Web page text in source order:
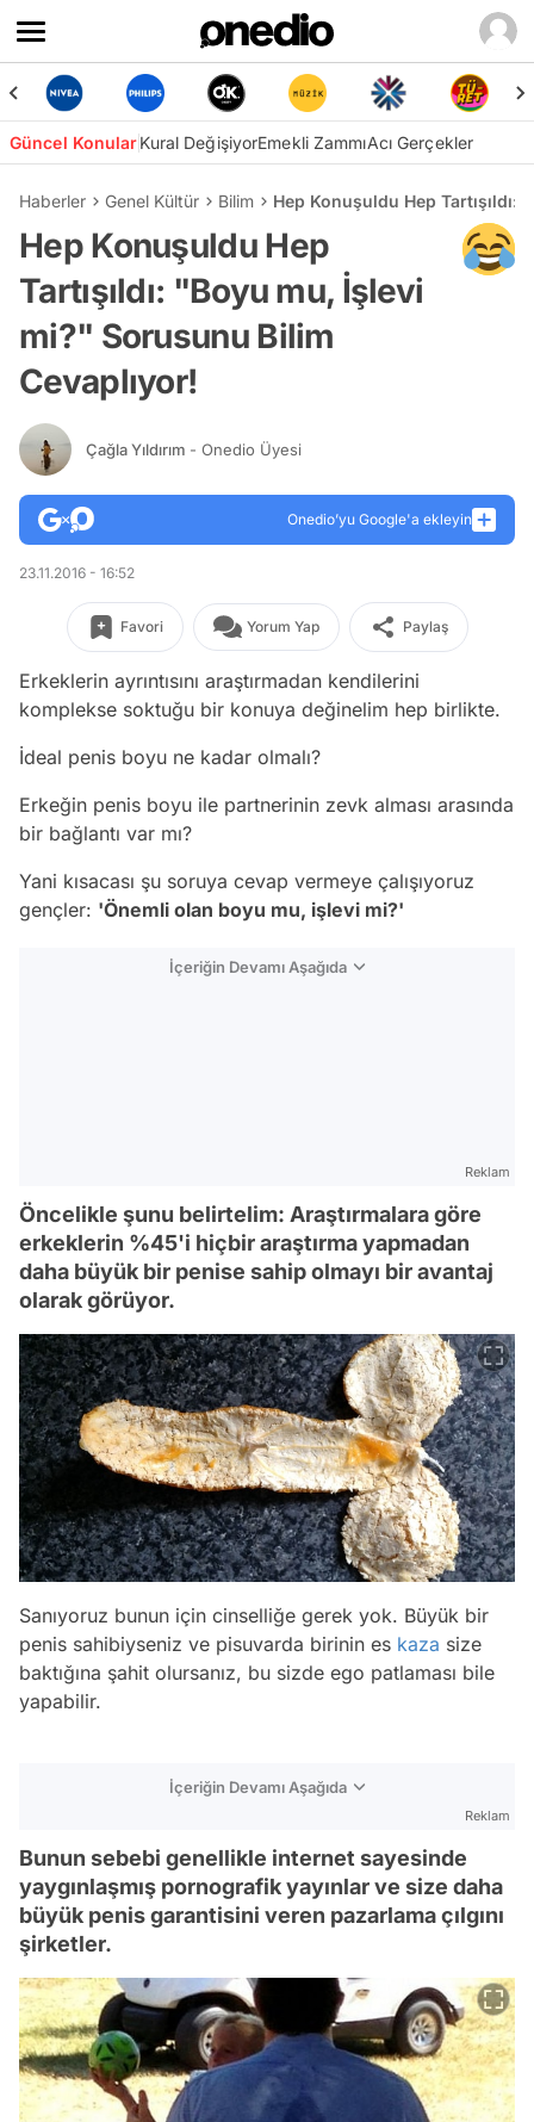
Güncel KonularKural DeğişiyorEmekli ZammıAcı Gerçekler
Haberler Genel Kültür Bilim Hep Konuşuldu Hep
Hep Konuşuldu Hep
Tartışıldı: "Boyu mu, İşlevi
mi?" Sorusunu Bilim
Cevaplıyor!
Çağla Yıldırım - Onedio Üyesi
Onedio’yu Google'a ekleyin
23.11.2016 - 16:52
Favori Yorum Yap Paylaş
Erkeklerin ayrıntısını araştırmadan kendilerini
komplekse soktuğu bir konuya değinelim hep birlikte.
İdeal penis boyu ne kadar olmalı?
Erkeğin penis boyu ile partnerinin zevk alması arasında
bir bağlantı var mı?
Yani kısacası şu soruya cevap vermeye çalışıyoruz
gençler: 'Önemli olan boyu mu, işlevi mi?'
İçeriğin Devamı Aşağıda
Reklam
Öncelikle şunu belirtelim: Araştırmalara göre
erkeklerin %45'i hiçbir araştırma yapmadan
daha büyük bir penise sahip olmayı bir avantaj
olarak görüyor.
Sanıyoruz bunun için cinselliğe gerek yok. Büyük bir
penis sahibiyseniz ve pisuvarda birinin es kaza size
baktığına şahit olursanız, bu sizde ego patlaması bile
yapabilir.
İçeriğin Devamı Aşağıda
Reklam
Bunun sebebi genellikle internet sayesinde
yaygınlaşmış pornografik yayınlar ve size daha
büyük penis garantisini veren pazarlama çılgını
şirketler.